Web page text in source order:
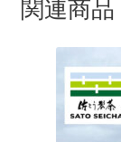
関連商品